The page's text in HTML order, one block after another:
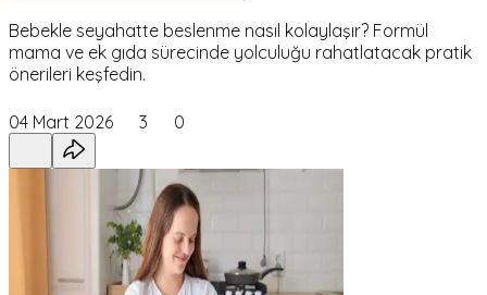
Bebekle seyahatte beslenme nasıl kolaylaşır? Formül
mama ve ek gıda sürecinde yolculuğu rahatlatacak pratik
önerileri keşfedin.
04 Mart 2026 3 0